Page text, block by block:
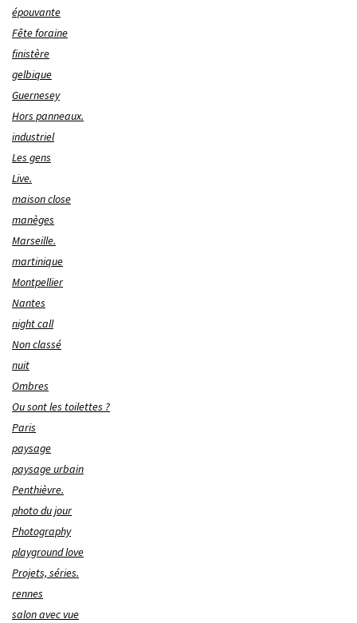
épouvante
Fête foraine
finistère
gelbique
Guernesey
Hors panneaux.
industriel
Les gens
Live.
maison close
manèges
Marseille.
martinique
Montpellier
Nantes
night call
Non classé
nuit
Ombres
Ou sont les toilettes ?
Paris
paysage
paysage urbain
Penthièvre.
photo du jour
Photography
playground love
Projets, séries.
rennes
salon avec vue